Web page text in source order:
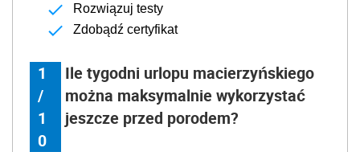
Rozwiązuj testy
Zdobądź certyfikat
1
/
1
0
Ile tygodni urlopu macierzyńskiego
można maksymalnie wykorzystać
jeszcze przed porodem?